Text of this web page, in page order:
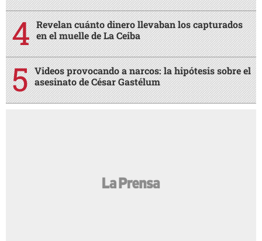
Revelan cuánto dinero llevaban los capturados
en el muelle de La Ceiba
Videos provocando a narcos: la hipótesis sobre el
asesinato de César Gastélum